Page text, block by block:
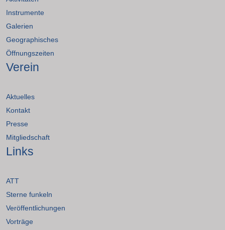
Instrumente
Galerien
Geographisches
Öffnungszeiten
Verein
Aktuelles
Kontakt
Presse
Mitgliedschaft
Links
ATT
Sterne funkeln
Veröffentlichungen
Vorträge